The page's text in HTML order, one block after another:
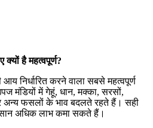
क्यों है महत्वपूर्ण?
निर्धारित करने वाला सबसे महत्वपूर्ण
मंडियों में गेहूं, धान, मक्का, सरसों,
अन्य फसलों के भाव बदलते रहते हैं। सही
अधिक लाभ कमा सकते हैं।